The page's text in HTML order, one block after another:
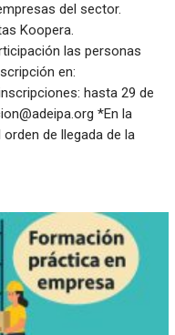
del sector.
Koopera.
las personas
en:
hasta 29 de
*En la
de llegada de la